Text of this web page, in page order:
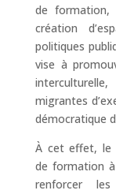
de formation,
création
politiques
vise à
migrantes
démocratique
À cet effet, le
de formation
renforcer